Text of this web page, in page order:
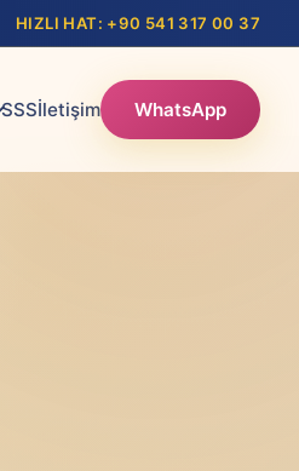
HIZLI HAT: +90 541 317 00 37
SSSİletişim WhatsApp